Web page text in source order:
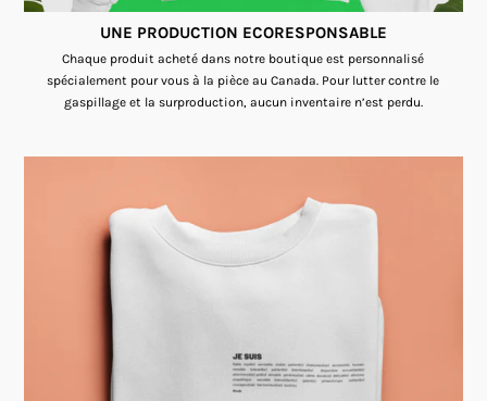
UNE PRODUCTION ECORESPONSABLE
Chaque produit acheté dans notre boutique est personnalisé
spécialement pour vous à la pièce au Canada. Pour lutter contre le
gaspillage et la surproduction, aucun inventaire n’est perdu.